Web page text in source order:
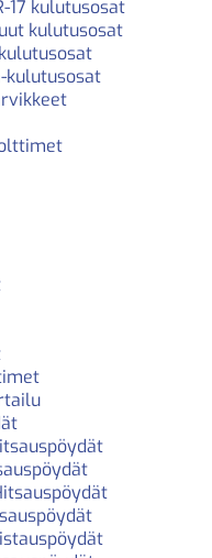
17 kulutusosat
kulutusosat
kulutusosat